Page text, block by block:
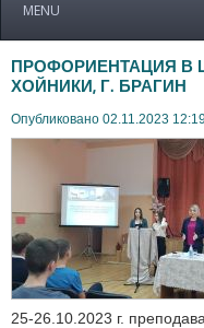
MENU
ПРОФОРИЕНТАЦИЯ В
ХОЙНИКИ, Г. БРАГИН
Опубликовано 02.11.2023 12:19
25-26.10.2023 г.